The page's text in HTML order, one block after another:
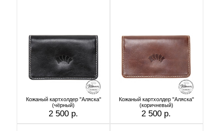
Кожаный картхолдер "Аляска"
(чёрный)
2 500 р.
Кожаный картхолдер "Аляска"
(коричневый)
2 500 р.